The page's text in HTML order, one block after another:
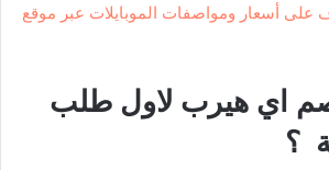
على أسعار ومواصفات الموبايلات عبر موقع
اي هيرب لاول طلب
؟